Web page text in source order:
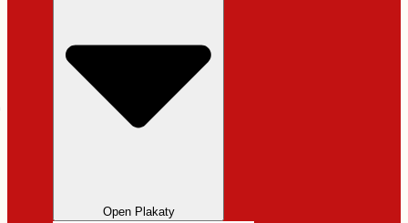
Open Plakaty